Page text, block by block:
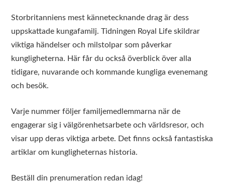
Storbritanniens mest kännetecknande drag är dess
uppskattade kungafamilj. Tidningen Royal Life skildrar
viktiga händelser och milstolpar som påverkar
kungligheterna. Här får du också överblick över alla
tidigare, nuvarande och kommande kungliga evenemang
och besök.
Varje nummer följer familjemedlemmarna när de
engagerar sig i välgörenhetsarbete och världsresor, och
visar upp deras viktiga arbete. Det finns också fantastiska
artiklar om kungligheternas historia.
Beställ din prenumeration redan idag!